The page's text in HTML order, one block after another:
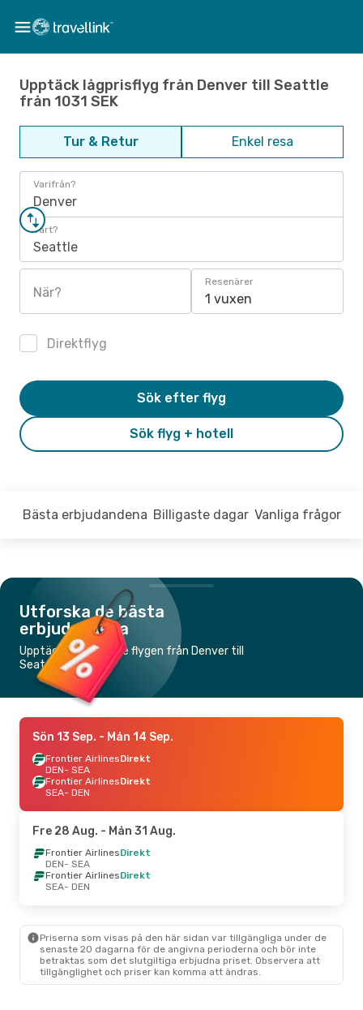
Upptäck lågprisflyg från Denver till Seattle
från 1031 SEK
Tur & Retur Enkel resa
Varifrån?
Denver
Vart?
Seattle
När?
Resenärer
1 vuxen
Direktflyg
Sök flyg + hotell
Sök efter flyg
Bästa erbjudandena Billigaste dagar Vanliga frågor
Utforska de bästa
erbjudandena
Upptäck de billigaste flygen från Denver till
Seattle
Sön 13 Sep. - Mån 14 Sep.
Frontier AirlinesDirekt
DEN- SEA
Frontier AirlinesDirekt
SEA- DEN
Fre 28 Aug. - Mån 31 Aug.
Frontier AirlinesDirekt
DEN- SEA
Frontier AirlinesDirekt
SEA- DEN
Priserna som visas på den här sidan var tillgängliga under de
senaste 20 dagarna för de angivna perioderna och bör inte
betraktas som det slutgiltiga erbjudna priset. Observera att
tillgänglighet och priser kan komma att ändras.